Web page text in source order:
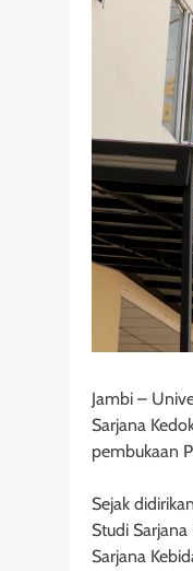
Jambi –
Sarjana
pembukaan
Sejak
Studi
Sarjana